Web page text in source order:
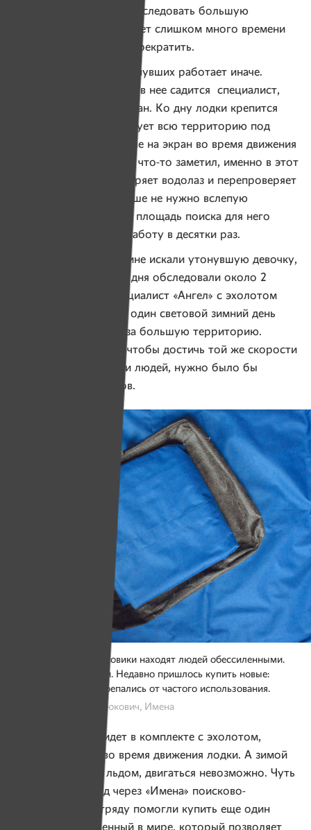
им придется наощупь обследовать большую
территорию, что забирает слишком много времени
и сил. И поиски могут прекратить.
Прибор для поиска утонувших работает иначе.
На воду выходит лодка, в нее садится специалист,
в руках которого — экран. Ко дну лодки крепится
датчик, который сканирует всю территорию под
водой и передает данные на экран во время движения
лодки. Если специалист что-то заметил, именно в этот
конкретный участок ныряет водолаз и перепроверяет
данные. Водолазу больше не нужно вслепую
обследовать все дно — площадь поиска для него
сужается, и ускоряет работу в десятки раз.
Когда на Западной Двине искали утонувшую девочку,
пять водолазов за три дня обследовали около 2
километров реки. Специалист «Ангел» с эхолотом
в паре с водолазом за один световой зимний день
обследовали в три раза большую территорию.
Несложно посчитать: чтобы достичь той же скорости
работы только силами людей, нужно было бы
привлечь 46 водолазов.
Носилки. Часто поисковики находят людей обессиленными.
Тогда нужны носилки. Недавно пришлось купить новые:
первые слишком истрепались от частого использования.
Фото: Александр Васюкович, Имена
Датчик, который идет в комплекте с эхолотом,
работает только во время движения лодки. А зимой
вода сковывается льдом, двигаться невозможно. Чуть
больше года назад через «Имена» поисково-
спасательному отряду помогли купить еще один
датчик — единственный в мире, который позволяет